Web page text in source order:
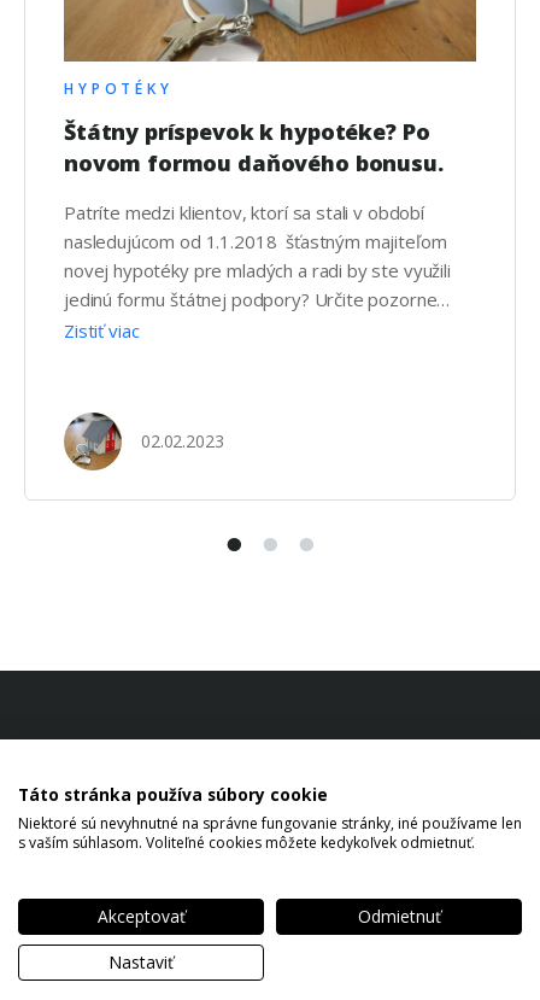
HYPOTÉKY
Štátny príspevok k hypotéke? Po
novom formou daňového bonusu.
Patríte medzi klientov, ktorí sa stali v období
nasledujúcom od 1.1.2018 šťastným majiteľom
novej hypotéky pre mladých a radi by ste využili
jedinú formu štátnej podpory? Určite pozorne
sledujte nasledujúce riadky a pozrime sa spolu na
náhradou pôvodného štátneho príspevku, …
Zistiť viac
02.02.2023
Copyright © 2026 Jaroslav Kyselovič All rights reserved.
Ochrana osobných údajov
Táto stránka používa súbory cookie
Niektoré sú nevyhnutné na správne fungovanie stránky, iné používame len
s vaším súhlasom. Voliteľné cookies môžete kedykoľvek odmietnuť.
Akceptovať
Odmietnuť
Nastaviť